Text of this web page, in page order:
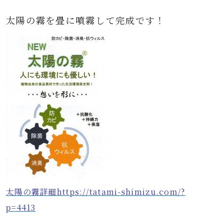
太陽の霧を畳に噴霧して完成です！
太陽の霧詳細https://tatami-shimizu.com/?
p=4413